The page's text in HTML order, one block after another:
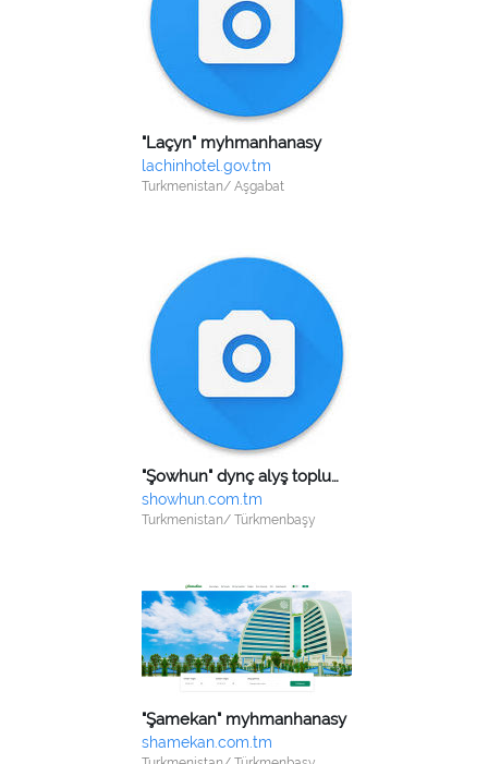
"Laçyn" myhmanhanasy
lachinhotel.gov.tm
Turkmenistan/ Aşgabat
"Şowhun" dynç alyş toplumy
showhun.com.tm
Turkmenistan/ Türkmenbaşy
"Şamekan" myhmanhanasy
shamekan.com.tm